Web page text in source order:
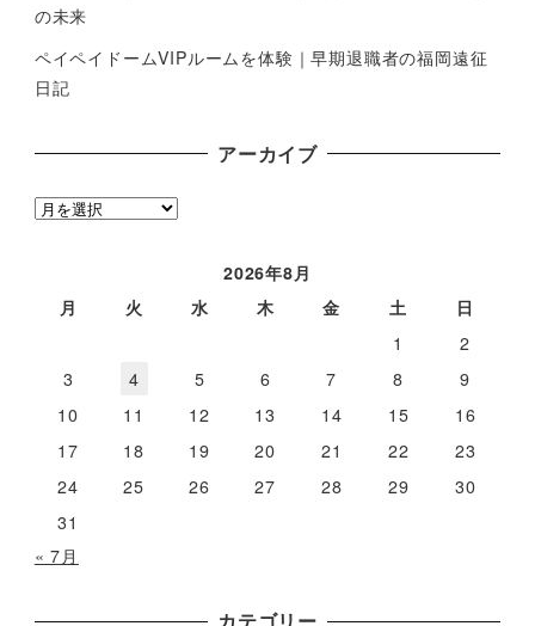
の未来
ペイペイドームVIPルームを体験｜早期退職者の福岡遠征
日記
アーカイブ
ア
2026年8月
月
火 水 木 金 土
日
1
2
3
4 5 6 7 8
9
10
11 12 13 14 15
16
17
18 19 20 21 22
23
24
25 26 27 28 29
30
31
« 7月